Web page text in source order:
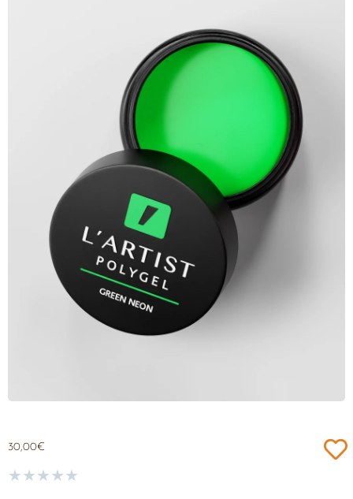
30,00€
★★★★★